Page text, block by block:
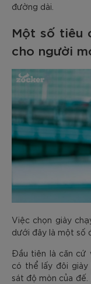
đường dài.
Một số tiêu
cho người
Việc chọn giày
dưới đây là một số
Đầu tiên là căn cứ
có thể lấy đôi giày
sát độ mòn của